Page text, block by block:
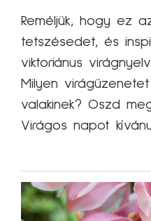
Reméljük, hogy ez
tetszésedet, és
viktoriánus
Milyen
valakinek? Oszd
Virágos napot